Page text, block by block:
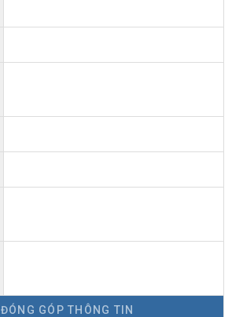
ĐÓNG GÓP THÔNG TIN